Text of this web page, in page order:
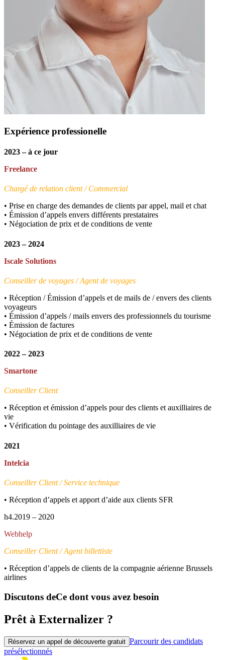
Expérience professionelle
2023 – à ce jour
Freelance
Chargé de relation client / Commercial
• Prise en charge des demandes de clients par appel, mail et chat
• Émission d’appels envers différents prestataires
• Négociation de prix et de conditions de vente
2023 – 2024
Iscale Solutions
Conseiller de voyages / Agent de voyages
• Réception / Émission d’appels et de mails de / envers des clients
voyageurs
• Émission d’appels / mails envers des professionnels du tourisme
• Émission de factures
• Négociation de prix et de conditions de vente
2022 – 2023
Smartone
Conseiller Client
• Réception et émission d’appels pour des clients et auxilliaires de
vie
• Vérification du pointage des auxilliaires de vie
2021
Intelcia
Conseiller Client / Service technique
• Réception d’appels et apport d’aide aux clients SFR
h4.2019 – 2020
Webhelp
Conseiller Client / Agent billettiste
• Réception d’appels de clients de la compagnie aérienne Brussels
airlines
Discutons deCe dont vous avez besoin
Prêt à Externalizer ?
Réservez un appel de découverte gratuit Parcourir des candidats
présélectionnés